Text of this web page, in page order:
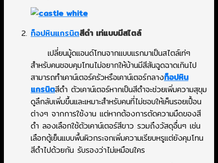
ท็อปหินแกรนิตสีดำ เท่แบบมีสไตล์
เปลี่ยนมู้ดแอนด์โทนจากแบบแรกมาเป็นสไตล์เท่ๆ
สำหรับคนชอบคุมโทนไม่อยากให้บ้านมีสีสันฉูดฉาดเกินไป
สามารถทำเคาน์เตอร์ครัวหรือเคาน์เตอร์กลางท็อปหิน
แกรนิตสีดำ ตัวเคาน์เตอร์หากเป็นสีดำจะช่วยเพิ่มความสุขุม
ดูลึกลับเพิ่มขึ้นและเหมาะสำหรับคนที่ไม่ชอบให้เห็นรอยเปื้อน
ต่างๆ จากการใช้งาน แต่หากต้องการตัดความมืดของสี
ดำ ลองเลือกใช้ตัวเคาน์เตอร์สีขาว รวมถึงวัสดุอื่นๆ เช่น
เลือกตู้เย็นแบบพื้นผิวกระจกเพิ่มความเรียบหรูแต่ยังคุมโทน
สีดำไปด้วยกัน รับรองว่าไม่เหมือนใคร